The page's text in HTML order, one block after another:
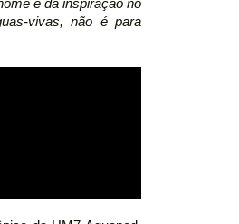
e da inspiração no
vivas, não é para